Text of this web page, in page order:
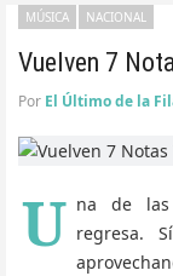
Vuelven 7
MÚSICA NACIONAL
Por El Último de la
U na de las
regresa.